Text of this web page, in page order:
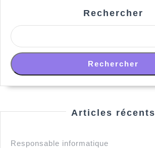
Rechercher
Rechercher
Articles récents
Responsable informatique